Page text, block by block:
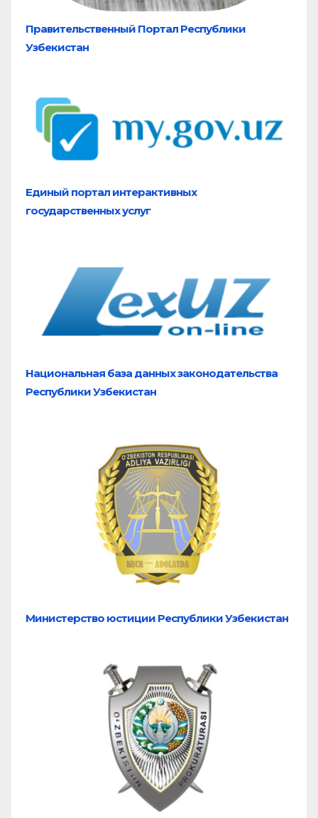
Правительственный Портал Республики
Узбекистан
Единый портал интерактивных
государственных услуг
Национальная база данных законодательства
Республики Узбекистан
Министерство юстиции Республики Узбекистан